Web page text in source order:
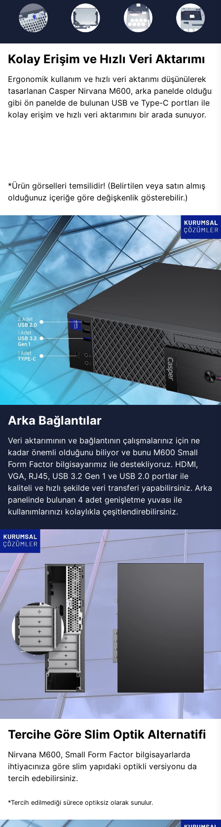
Kolay Erişim ve Hızlı Veri Aktarımı
Ergonomik kullanım ve hızlı veri aktarımı düşünülerek
tasarlanan Casper Nirvana M600, arka panelde olduğu
gibi ön panelde de bulunan USB ve Type-C portları ile
kolay erişim ve hızlı veri aktarımını bir arada sunuyor.
*Ürün görselleri temsilidir! (Belirtilen veya satın almış
olduğunuz içeriğe göre değişkenlik gösterebilir.)
Arka Bağlantılar
Veri aktarımının ve bağlantının çalışmalarınız için ne
kadar önemli olduğunu biliyor ve bunu M600 Small
Form Factor bilgisayarımız ile destekliyoruz. HDMI,
VGA, RJ45, USB 3.2 Gen 1 ve USB 2.0 portlar ile
kaliteli ve hızlı şekilde veri transferi yapabilirsiniz. Arka
panelinde bulunan 4 adet genişletme yuvası ile
kullanımlarınızı kolaylıkla çeşitlendirebilirsiniz.
Tercihe Göre Slim Optik Alternatifi
Nirvana M600, Small Form Factor bilgisayarlarda
ihtiyacınıza göre slim yapıdaki optikli versiyonu da
tercih edebilirsiniz.
*Tercih edilmediği sürece optiksiz olarak sunulur.